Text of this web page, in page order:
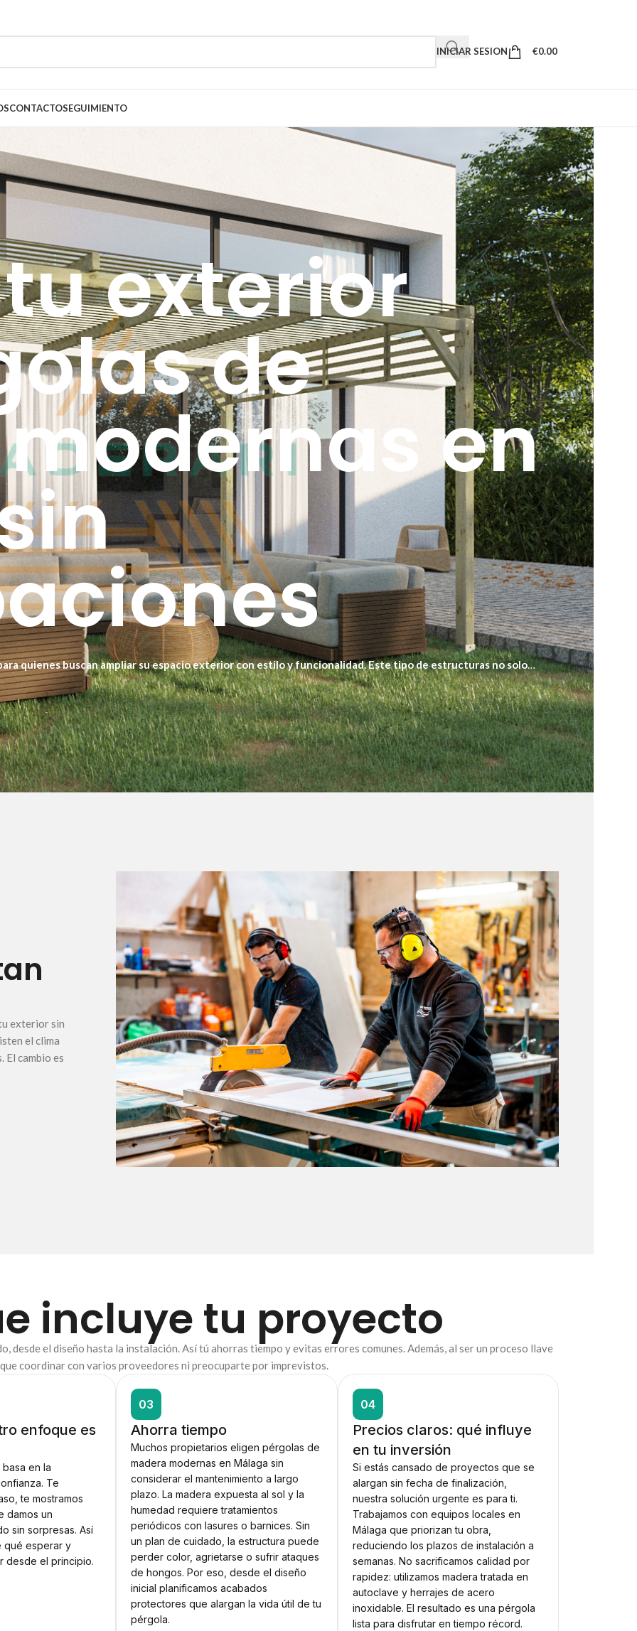
INICIAR SESION €0.00
CONTACTOSEGUIMIENTO
exterior
de
en
quienes buscan ampliar su espacio exterior con estilo y funcionalidad. Este tipo de estructuras no solo
a terrazas y jardines.
exterior sin
el clima
El cambio es
incluye tu proyecto
el diseño hasta la instalación. Así tú ahorras tiempo y evitas errores comunes. Además, al ser un proceso llave
coordinar con varios proveedores ni preocuparte por imprevistos.
enfoque es
en la
Te
te mostramos
damos un
sin sorpresas. Así
qué esperar y
desde el principio.
03
Ahorra tiempo
Muchos propietarios eligen pérgolas de
madera modernas en Málaga sin
considerar el mantenimiento a largo
plazo. La madera expuesta al sol y la
humedad requiere tratamientos
periódicos con lasures o barnices. Sin
un plan de cuidado, la estructura puede
perder color, agrietarse o sufrir ataques
de hongos. Por eso, desde el diseño
inicial planificamos acabados
protectores que alargan la vida útil de tu
pérgola.
04
Precios claros: qué influye
en tu inversión
Si estás cansado de proyectos que se
alargan sin fecha de finalización,
nuestra solución urgente es para ti.
Trabajamos con equipos locales en
Málaga que priorizan tu obra,
reduciendo los plazos de instalación a
semanas. No sacrificamos calidad por
rapidez: utilizamos madera tratada en
autoclave y herrajes de acero
inoxidable. El resultado es una pérgola
lista para disfrutar en tiempo récord.